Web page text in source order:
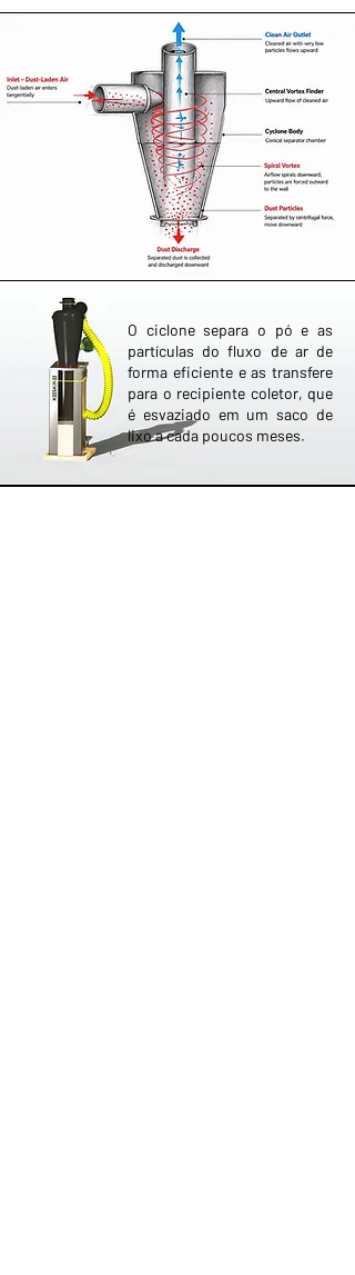
O ciclone separa o pó e as
partículas do fluxo de ar de
forma eficiente e as transfere
para o recipiente coletor, que
é esvaziado em um saco de
lixo a cada poucos meses.